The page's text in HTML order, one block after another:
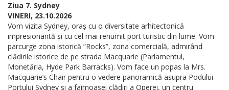
Ziua 7. Sydney
VINERI, 23.10.2026
Vom vizita Sydney, oraș cu o diversitate arhitectonică
impresionantă și cu cel mai renumit port turistic din lume. Vom
parcurge zona istorică ”Rocks”, zona comercială, admirând
clădirile istorice de pe strada Macquarie (Parlamentul,
Monetăria, Hyde Park Barracks). Vom face un popas la Mrs.
Macquarie’s Chair pentru o vedere panoramică asupra Podului
Portului Sydney și a faimoasei clădiri a Operei, un centru